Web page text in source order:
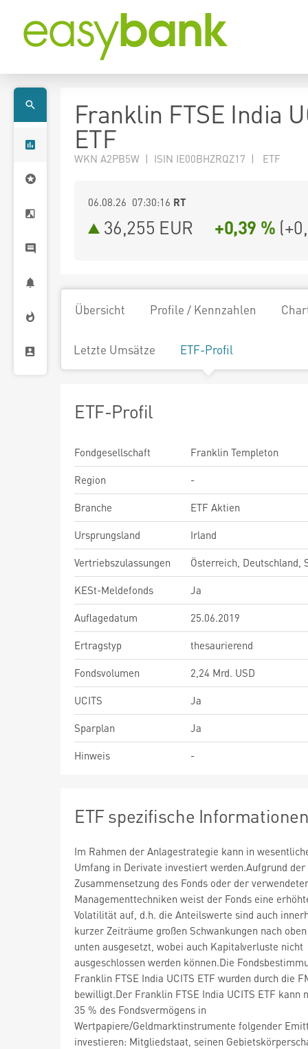
Franklin FTSE India
ETF
WKN A2PB5W | ISIN IE00BHZRQZ17 | ETF
06.08.26 07:30:16 RT
36,255 EUR +0,39 % (
Übersicht Profile / Kennzahlen
Letzte Umsätze ETF-Profil
ETF-Profil
Fondgesellschaft
Franklin Templeton
Region
-
Branche
ETF Aktien
Ursprungsland
Irland
Vertriebszulassungen
Österreich, Deutschland,
KESt-Meldefonds
Ja
Auflagedatum
25.06.2019
Ertragstyp
thesaurierend
Fondsvolumen
2,24 Mrd. USD
UCITS
Ja
Sparplan
Ja
Hinweis
-
ETF spezifische
Im Rahmen der Anlagestrategie kann in
Umfang in Derivate investiert werden.Aufgrund der
Zusammensetzung des Fonds oder der
Managementtechniken weist der Fonds eine
Volatilität auf, d.h. die Anteilswerte sind auch
kurzer Zeiträume großen Schwankungen nach
unten ausgesetzt, wobei auch Kapitalverluste nicht
ausgeschlossen werden können.Die
Franklin FTSE India UCITS ETF wurden durch die
bewilligt.Der Franklin FTSE India UCITS ETF kann
35 % des Fondsvermögens in
Wertpapiere/Geldmarktinstrumente folgender
investieren: Mitgliedstaat, seinen